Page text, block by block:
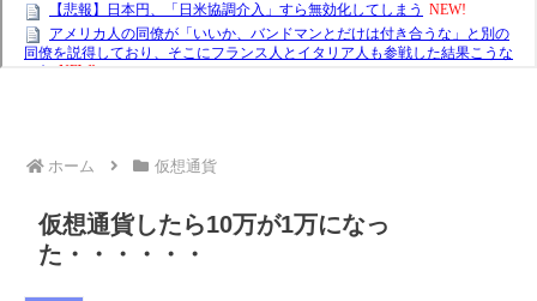
ホーム 仮想通貨
仮想通貨したら10万が1万になっ
た・・・・・・